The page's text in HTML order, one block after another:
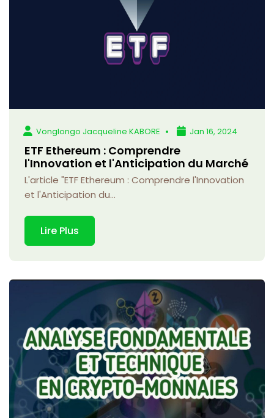
Vonglongo Jacqueline KABORE Jan 16, 2024
ETF Ethereum : Comprendre
l'Innovation et l'Anticipation du Marché
L'article "ETF Ethereum : Comprendre l'Innovation
et l'Anticipation du...
Lire Plus